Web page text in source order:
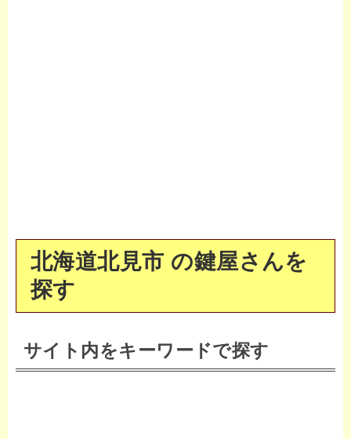
北海道北見市 の鍵屋さんを
探す
サイト内をキーワードで探す